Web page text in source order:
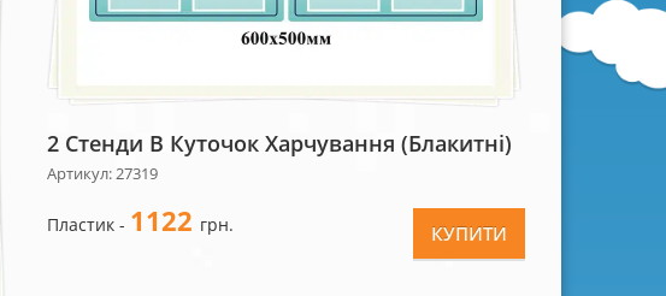
2 Стенди В Куточок Харчування (блакитні)
Артикул: 27319
Пластик - 1122 грн. КУПИТИ